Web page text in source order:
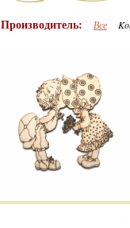
Производитель: Все